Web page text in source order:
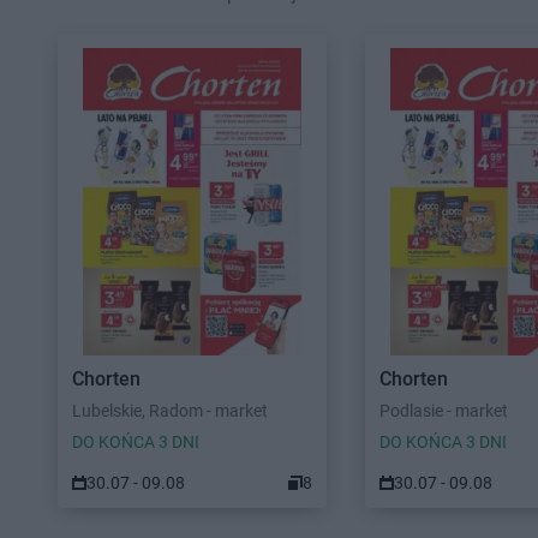
Chorten
Lubelskie, Radom - market
DO KOŃCA 3 DNI
30.07 - 09.08 8
Chorten
Podlasie - market
DO KOŃCA 3 DNI
30.07 - 09.08